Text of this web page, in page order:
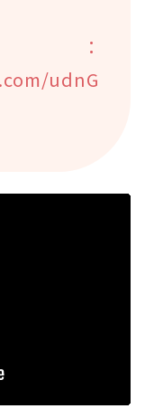
udnG